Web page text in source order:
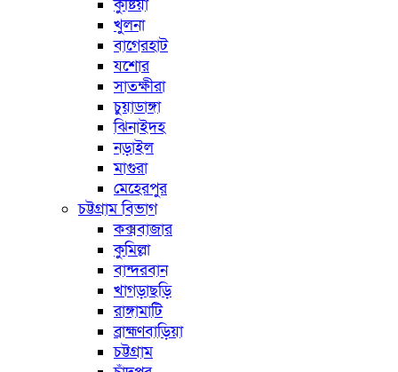
কুষ্টিয়া
খুলনা
বাগেরহাট
যশোর
সাতক্ষীরা
চুয়াডাঙ্গা
ঝিনাইদহ
নড়াইল
মাগুরা
মেহেরপুর
চট্টগ্রাম বিভাগ
কক্সবাজার
কুমিল্লা
বান্দরবান
খাগড়াছড়ি
রাঙ্গামাটি
ব্রাহ্মণবাড়িয়া
চট্টগ্রাম